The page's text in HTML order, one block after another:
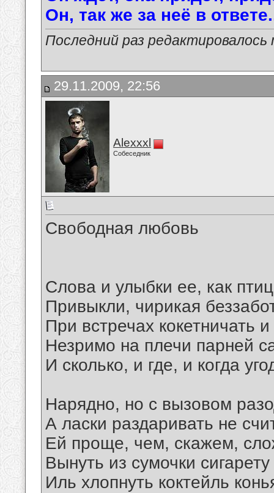
Он, так же за неё в
Последний раз редактировалось
29.11.2009, 22:56
Alexxxl
Собеседник
Свободная любовь
Слова и улыбки ее, как
Привыкли, чирикая
При встречах кокетничать
Незримо на плечи парней
И сколько, и где, и когда
Нарядно, но с вызовом
А ласки раздаривать не
Ей проще, чем, скажем,
Вынуть из сумочки сигарету
Иль хлопнуть коктейль